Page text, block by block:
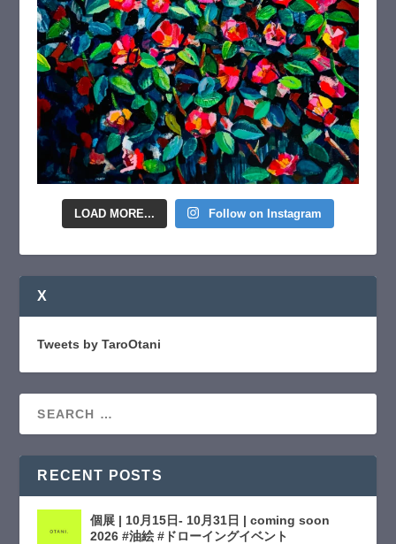
LOAD MORE... Follow on Instagram
X
Tweets by TaroOtani
RECENT POSTS
個展 | 10月15日- 10月31日 | coming soon
2026 #油絵 #ドローイングイベント